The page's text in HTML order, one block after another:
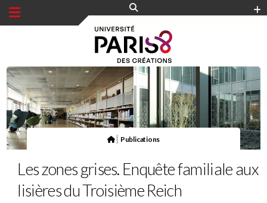
Publications
Les zones grises. Enquête familiale aux
lisières du Troisième Reich
Panneau de gestion des cookies